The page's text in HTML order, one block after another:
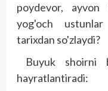
poydevor, ayvon
yog'och
tarixdan so'zlaydi?
Buyuk shoirni
hayratlantiradi: